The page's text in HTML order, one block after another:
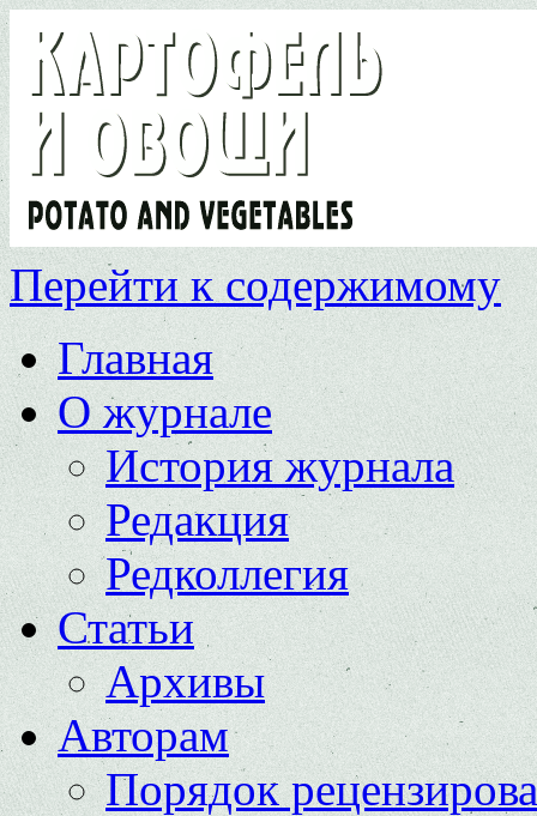
Перейти к содержимому
Главная
О журнале
История журнала
Редакция
Редколлегия
Статьи
Архивы
Авторам
Порядок